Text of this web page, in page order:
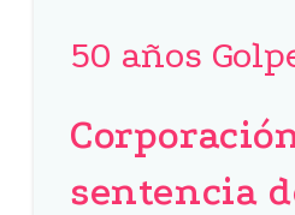
50 años
sentencia